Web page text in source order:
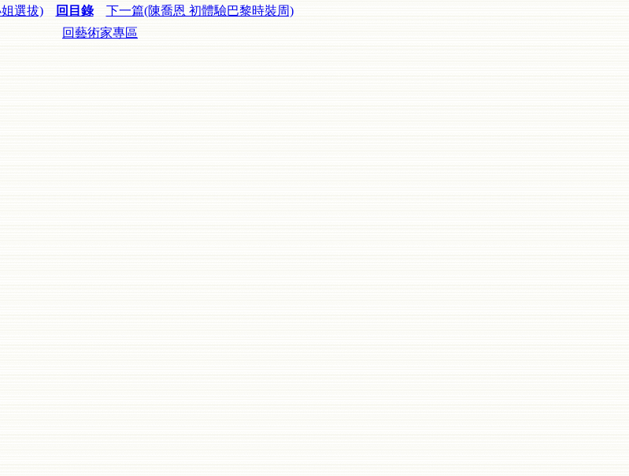
姐選拔) 回目錄
下一篇(陳喬恩 初體驗巴黎時裝周)
回藝術家專區